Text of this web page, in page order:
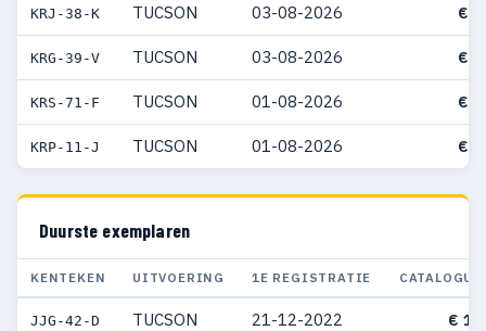
KRJ-38-K TUCSON 03-08-2026 €
KRG-39-V TUCSON 03-08-2026 €
KRS-71-F TUCSON 01-08-2026 €
KRP-11-J TUCSON 01-08-2026 €
Duurste exemplaren
KENTEKEN UITVOERING 1E REGISTRATIE
JJG-42-D TUCSON 21-12-2022 €